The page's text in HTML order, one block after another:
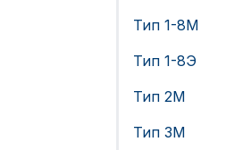
Тип 1-8М
Тип 1-8Э
Тип 2М
Тип 3М